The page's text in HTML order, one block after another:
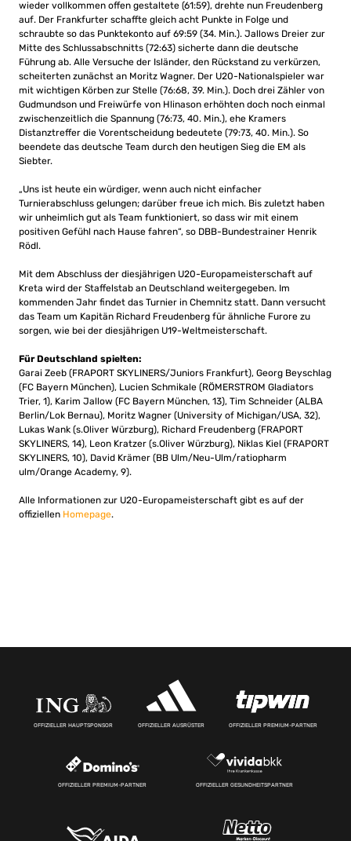
wieder vollkommen offen gestaltete (61:59), drehte nun Freudenberg
auf. Der Frankfurter schaffte gleich acht Punkte in Folge und
schraubte so das Punktekonto auf 69:59 (34. Min.). Jallows Dreier zur
Mitte des Schlussabschnitts (72:63) sicherte dann die deutsche
Führung ab. Alle Versuche der Isländer, den Rückstand zu verkürzen,
scheiterten zunächst an Moritz Wagner. Der U20-Nationalspieler war
mit wichtigen Körben zur Stelle (76:68, 39. Min.). Doch drei Zähler von
Gudmundson und Freiwürfe von Hlinason erhöhten doch noch einmal
zwischenzeitlich die Spannung (76:73, 40. Min.), ehe Kramers
Distanztreffer die Vorentscheidung bedeutete (79:73, 40. Min.). So
beendete das deutsche Team durch den heutigen Sieg die EM als
Siebter.
„Uns ist heute ein würdiger, wenn auch nicht einfacher
Turnierabschluss gelungen; darüber freue ich mich. Bis zuletzt haben
wir unheimlich gut als Team funktioniert, so dass wir mit einem
positiven Gefühl nach Hause fahren“, so DBB-Bundestrainer Henrik
Rödl.
Mit dem Abschluss der diesjährigen U20-Europameisterschaft auf
Kreta wird der Staffelstab an Deutschland weitergegeben. Im
kommenden Jahr findet das Turnier in Chemnitz statt. Dann versucht
das Team um Kapitän Richard Freudenberg für ähnliche Furore zu
sorgen, wie bei der diesjährigen U19-Weltmeisterschaft.
Für Deutschland spielten:
Garai Zeeb (FRAPORT SKYLINERS/Juniors Frankfurt), Georg Beyschlag
(FC Bayern München), Lucien Schmikale (RÖMERSTROM Gladiators
Trier, 1), Karim Jallow (FC Bayern München, 13), Tim Schneider (ALBA
Berlin/Lok Bernau), Moritz Wagner (University of Michigan/USA, 32),
Lukas Wank (s.Oliver Würzburg), Richard Freudenberg (FRAPORT
SKYLINERS, 14), Leon Kratzer (s.Oliver Würzburg), Niklas Kiel (FRAPORT
SKYLINERS, 10), David Krämer (BB Ulm/Neu-Ulm/ratiopharm
ulm/Orange Academy, 9).
Alle Informationen zur U20-Europameisterschaft gibt es auf der
offiziellen Homepage.
OFFIZIELLER HAUPTSPONSOR OFFIZIELLER AUSRÜSTER OFFIZIELLER PREMIUM-PARTNER
OFFIZIELLER PREMIUM-PARTNER OFFIZIELLER GESUNDHEITSPARTNER